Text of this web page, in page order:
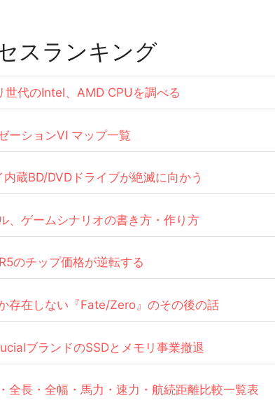
スランキング
世代のIntel、AMD CPUを調べる
ーションVI マップ一覧
蔵BD/DVDドライブが絶滅に向かう
、ゲームシナリオの書き方・作り方
のチップ価格が逆転する
存在しない『Fate/Zero』のその後の話
ブランドのSSDとメモリ事業撤退
全長・全幅・馬力・速力・航続距離比較一覧表